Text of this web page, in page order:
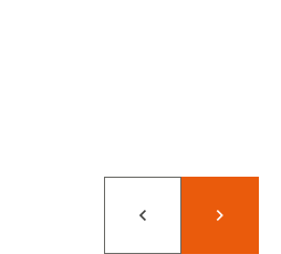
PrécédentSuivant